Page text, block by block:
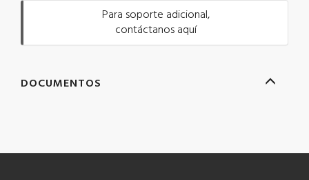
Para soporte adicional,
contáctanos aquí
DOCUMENTOS